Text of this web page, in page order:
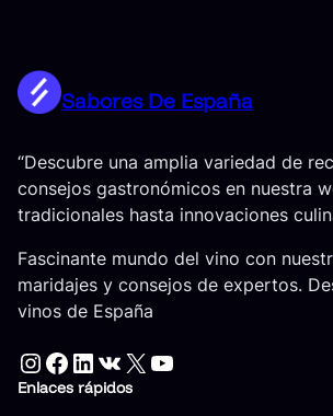
Sabores De España
“Descubre una amplia variedad de
consejos gastronómicos en nuestra
tradicionales hasta innovaciones
Fascinante mundo del vino con
maridajes y consejos de expertos.
vinos de España
Instagram Facebook LinkedIn VK X YouTube
Enlaces rápidos